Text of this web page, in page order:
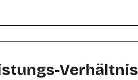
Verhältnis